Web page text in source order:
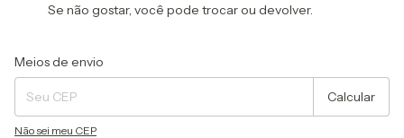
Se não gostar, você pode trocar ou devolver.
Entregas para o CEP:
Meios de envio
Calcular
Não sei meu CEP